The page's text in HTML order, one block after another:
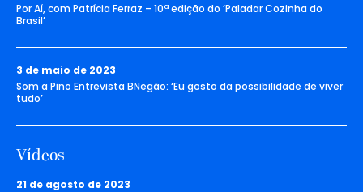
Por Aí, com Patrícia Ferraz – 10ª edição do ‘Paladar Cozinha do
Brasil’
3 de maio de 2023
Som a Pino Entrevista BNegão: ‘Eu gosto da possibilidade de viver
tudo’
Vídeos
21 de agosto de 2023